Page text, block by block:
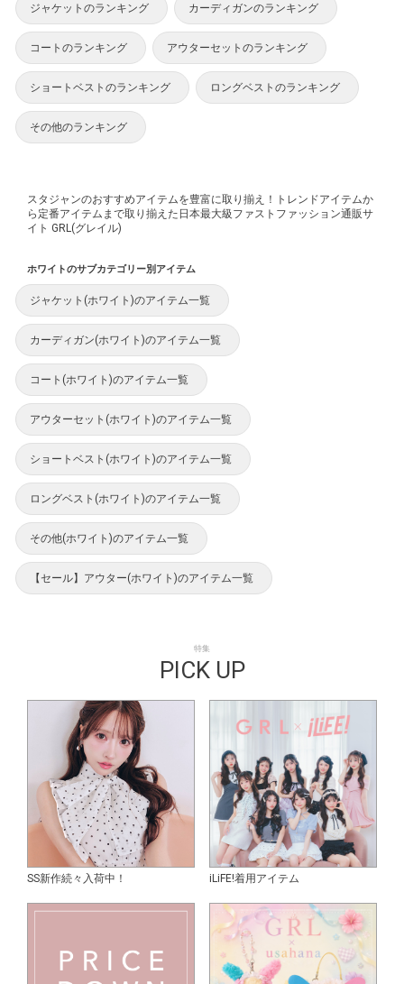
ジャケットのランキング カーディガンのランキング
コートのランキング アウターセットのランキング
ショートベストのランキング ロングベストのランキング
その他のランキング
スタジャンのおすすめアイテムを豊富に取り揃え！トレンドアイテムか
ら定番アイテムまで取り揃えた日本最大級ファストファッション通販サ
イト GRL(グレイル)
ホワイトのサブカテゴリー別アイテム
ジャケット(ホワイト)のアイテム一覧
カーディガン(ホワイト)のアイテム一覧
コート(ホワイト)のアイテム一覧
アウターセット(ホワイト)のアイテム一覧
ショートベスト(ホワイト)のアイテム一覧
ロングベスト(ホワイト)のアイテム一覧
その他(ホワイト)のアイテム一覧
【セール】アウター(ホワイト)のアイテム一覧
特集
PICK UP
SS新作続々入荷中！ iLiFE!着用アイテム